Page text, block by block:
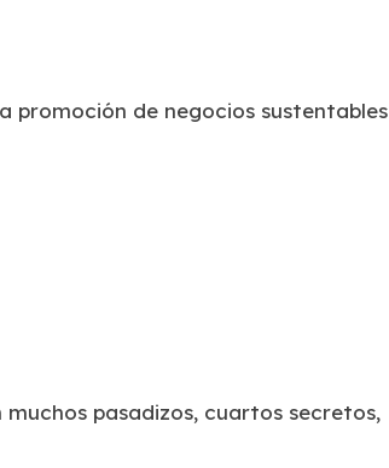
promoción de negocios sustentables
pasadizos, cuartos secretos,